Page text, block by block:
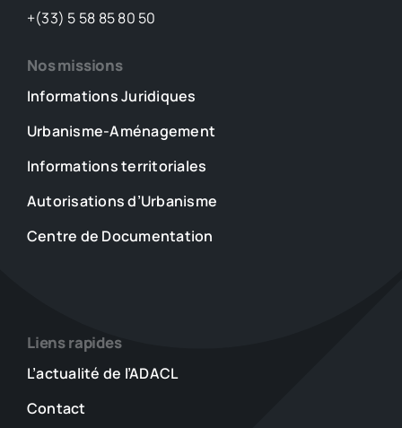
+(33) 5 58 85 80 50
Nos missions
Informations Juridiques
Urbanisme-Aménagement
Informations territoriales
Autorisations d’Urbanisme
Centre de Documentation
Liens rapides
L’actualité de l’ADACL
Contact